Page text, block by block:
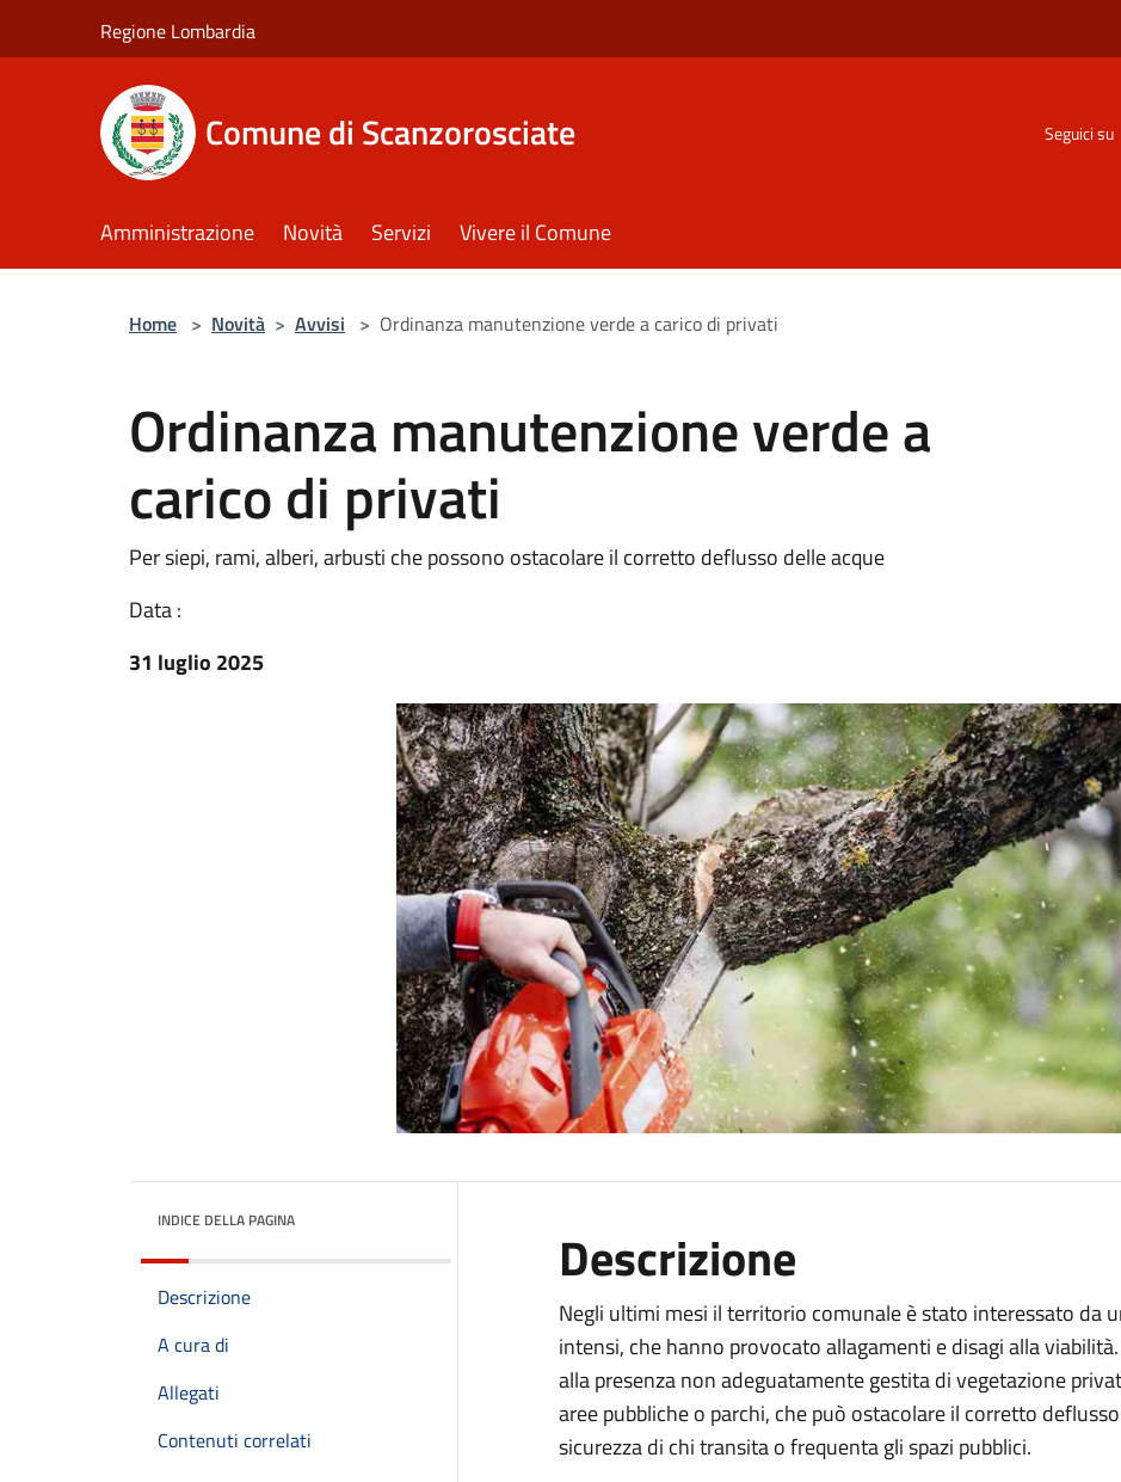
Regione Lombardia
Comune di Scanzorosciate Seguici su
Amministrazione Novità Servizi Vivere il Comune
Home > Novità > Avvisi > Ordinanza manutenzione verde a carico di privati
Ordinanza manutenzione verde a
carico di privati
Per siepi, rami, alberi, arbusti che possono ostacolare il corretto deflusso delle acque
Data :
31 luglio 2025
INDICE DELLA PAGINA
Descrizione
A cura di
Allegati
Contenuti correlati
Descrizione
Negli ultimi mesi il territorio comunale è stato interessato da
intensi, che hanno provocato allagamenti e disagi alla viabilità.
alla presenza non adeguatamente gestita di vegetazione
aree pubbliche o parchi, che può ostacolare il corretto
sicurezza di chi transita o frequenta gli spazi pubblici.